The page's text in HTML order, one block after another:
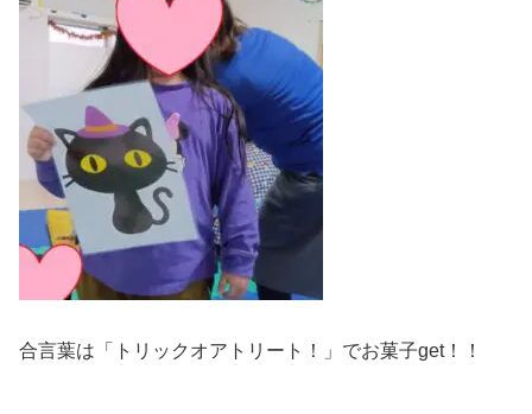
合言葉は「トリックオアトリート！」でお菓子get！！